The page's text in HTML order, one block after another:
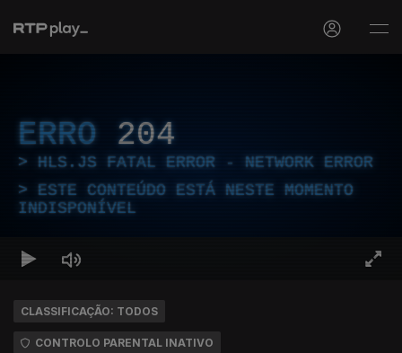
ERRO 204
HLS.JS FATAL ERROR - NETWORK ERROR
ESTE CONTEÚDO ESTÁ NESTE MOMENTO
INDISPONÍVEL
CLASSIFICAÇÃO: TODOS
CONTROLO PARENTAL INATIVO